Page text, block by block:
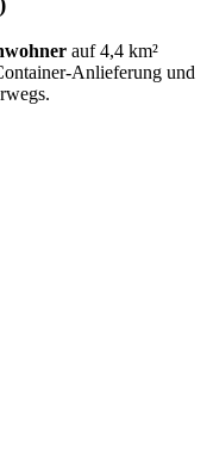
auf 4,4 km²
Anlieferung und